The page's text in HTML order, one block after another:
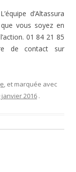
d’Altassura
vous soyez en
01 84 21 85
de contact sur
, et marquée avec
janvier 2016 .